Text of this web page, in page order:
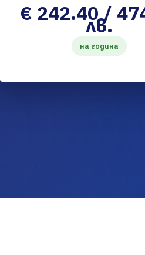
€ 242.40 /
лв.
на година